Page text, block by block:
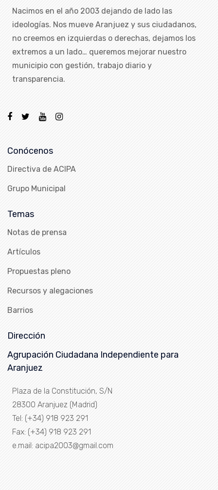
Nacimos en el año 2003 dejando de lado las
ideologías. Nos mueve Aranjuez y sus ciudadanos,
no creemos en izquierdas o derechas, dejamos los
extremos a un lado… queremos mejorar nuestro
municipio con gestión, trabajo diario y
transparencia.
Conócenos
Directiva de ACIPA
Grupo Municipal
Temas
Notas de prensa
Artículos
Propuestas pleno
Recursos y alegaciones
Barrios
Dirección
Agrupación Ciudadana Independiente para
Aranjuez
Plaza de la Constitución, S/N
28300 Aranjuez (Madrid)
Tel: (+34) 918 923 291
Fax: (+34) 918 923 291
e.mail: acipa2003@gmail.com